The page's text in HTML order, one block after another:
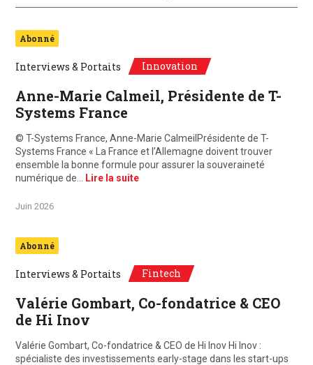
Abonné
Interviews & Portaits Innovation
Anne-Marie Calmeil, Présidente de T-
Systems France
© T-Systems France, Anne-Marie CalmeilPrésidente de T-
Systems France « La France et l’Allemagne doivent trouver
ensemble la bonne formule pour assurer la souveraineté
numérique de…
Lire la suite
Juin 2026
Abonné
Interviews & Portaits Fintech
Valérie Gombart, Co-fondatrice & CEO
de Hi Inov
Valérie Gombart, Co-fondatrice & CEO de Hi Inov Hi Inov :
spécialiste des investissements early-stage dans les start-ups